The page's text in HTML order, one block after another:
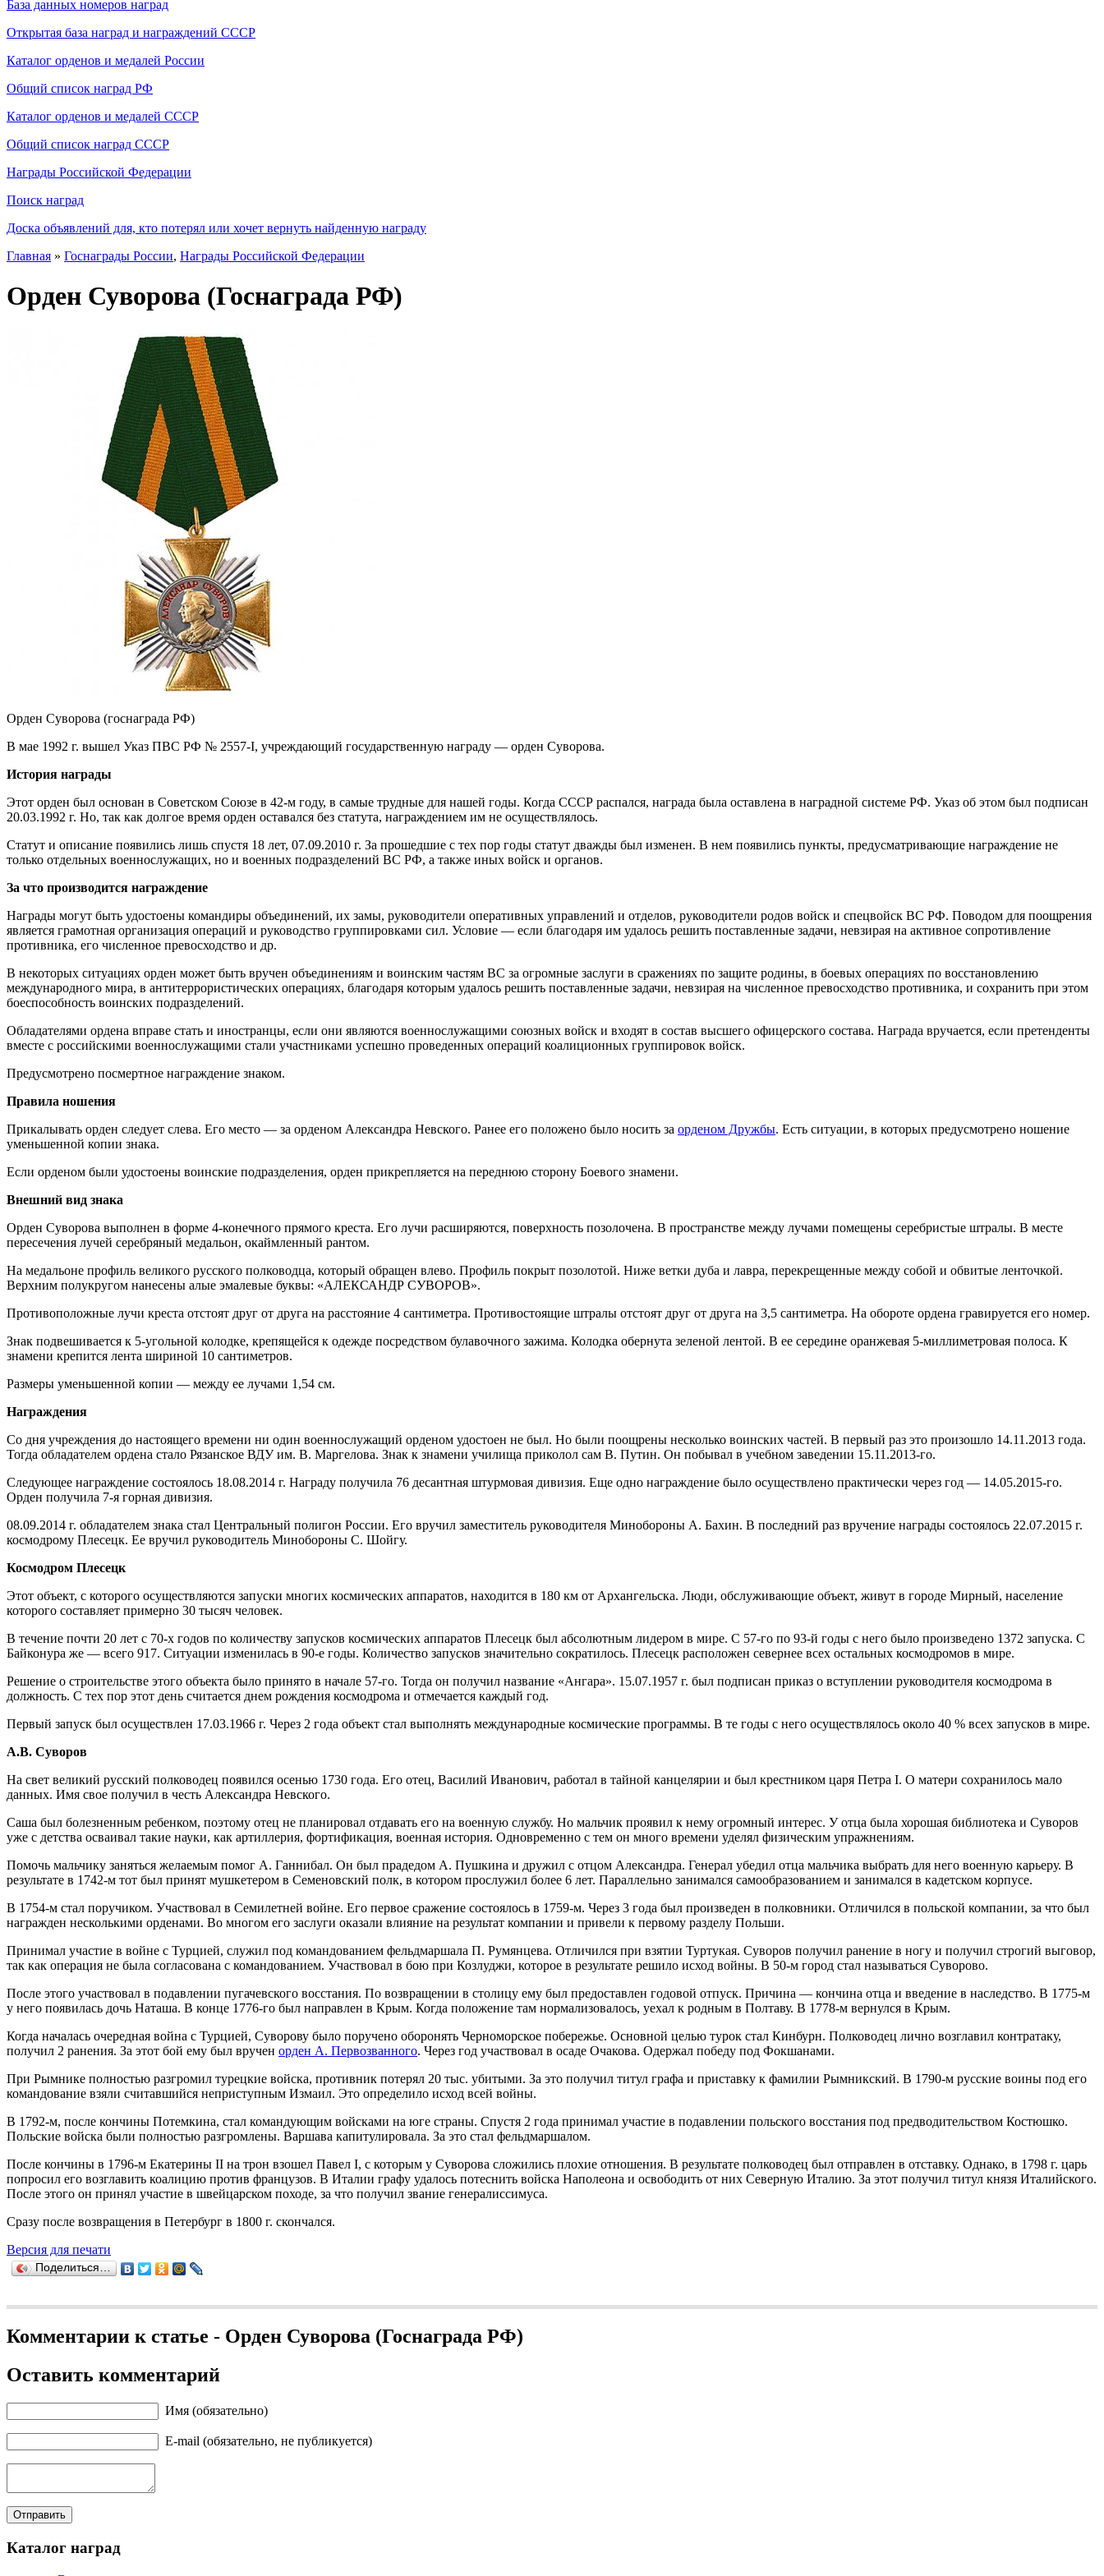
База данных номеров наград
Открытая база наград и награждений СССР
Каталог орденов и медалей России
Общий список наград РФ
Каталог орденов и медалей СССР
Общий список наград СССР
Награды Российской Федерации
Поиск наград
Доска объявлений для, кто потерял или хочет вернуть найденную награду
Главная » Госнаграды России, Награды Российской Федерации
Орден Суворова (Госнаграда РФ)
Орден Суворова (госнаграда РФ)
В мае 1992 г. вышел Указ ПВС РФ № 2557-I, учреждающий государственную награду — орден Суворова.
История награды
Этот орден был основан в Советском Союзе в 42-м году, в самые трудные для нашей годы. Когда СССР распался, награда была оставлена в наградной системе РФ. Указ об этом был подписан
20.03.1992 г. Но, так как долгое время орден оставался без статута, награждением им не осуществлялось.
Статут и описание появились лишь спустя 18 лет, 07.09.2010 г. За прошедшие с тех пор годы статут дважды был изменен. В нем появились пункты, предусматривающие награждение не
только отдельных военнослужащих, но и военных подразделений ВС РФ, а также иных войск и органов.
За что производится награждение
Награды могут быть удостоены командиры объединений, их замы, руководители оперативных управлений и отделов, руководители родов войск и спецвойск ВС РФ. Поводом для поощрения
является грамотная организация операций и руководство группировками сил. Условие — если благодаря им удалось решить поставленные задачи, невзирая на активное сопротивление
противника, его численное превосходство и др.
В некоторых ситуациях орден может быть вручен объединениям и воинским частям ВС за огромные заслуги в сражениях по защите родины, в боевых операциях по восстановлению
международного мира, в антитеррористических операциях, благодаря которым удалось решить поставленные задачи, невзирая на численное превосходство противника, и сохранить при этом
боеспособность воинских подразделений.
Обладателями ордена вправе стать и иностранцы, если они являются военнослужащими союзных войск и входят в состав высшего офицерского состава. Награда вручается, если претенденты
вместе с российскими военнослужащими стали участниками успешно проведенных операций коалиционных группировок войск.
Предусмотрено посмертное награждение знаком.
Правила ношения
Прикалывать орден следует слева. Его место — за орденом Александра Невского. Ранее его положено было носить за орденом Дружбы. Есть ситуации, в которых предусмотрено ношение
уменьшенной копии знака.
Если орденом были удостоены воинские подразделения, орден прикрепляется на переднюю сторону Боевого знамени.
Внешний вид знака
Орден Суворова выполнен в форме 4-конечного прямого креста. Его лучи расширяются, поверхность позолочена. В пространстве между лучами помещены серебристые штралы. В месте
пересечения лучей серебряный медальон, окаймленный рантом.
На медальоне профиль великого русского полководца, который обращен влево. Профиль покрыт позолотой. Ниже ветки дуба и лавра, перекрещенные между собой и обвитые ленточкой.
Верхним полукругом нанесены алые эмалевые буквы: «АЛЕКСАНДР СУВОРОВ».
Противоположные лучи креста отстоят друг от друга на расстояние 4 сантиметра. Противостоящие штралы отстоят друг от друга на 3,5 сантиметра. На обороте ордена гравируется его номер.
Знак подвешивается к 5-угольной колодке, крепящейся к одежде посредством булавочного зажима. Колодка обернута зеленой лентой. В ее середине оранжевая 5-миллиметровая полоса. К
знамени крепится лента шириной 10 сантиметров.
Размеры уменьшенной копии — между ее лучами 1,54 см.
Награждения
Со дня учреждения до настоящего времени ни один военнослужащий орденом удостоен не был. Но были поощрены несколько воинских частей. В первый раз это произошло 14.11.2013 года.
Тогда обладателем ордена стало Рязанское ВДУ им. В. Маргелова. Знак к знамени училища приколол сам В. Путин. Он побывал в учебном заведении 15.11.2013-го.
Следующее награждение состоялось 18.08.2014 г. Награду получила 76 десантная штурмовая дивизия. Еще одно награждение было осуществлено практически через год — 14.05.2015-го.
Орден получила 7-я горная дивизия.
08.09.2014 г. обладателем знака стал Центральный полигон России. Его вручил заместитель руководителя Минобороны А. Бахин. В последний раз вручение награды состоялось 22.07.2015 г.
космодрому Плесецк. Ее вручил руководитель Минобороны С. Шойгу.
Космодром Плесецк
Этот объект, с которого осуществляются запуски многих космических аппаратов, находится в 180 км от Архангельска. Люди, обслуживающие объект, живут в городе Мирный, население
которого составляет примерно 30 тысяч человек.
В течение почти 20 лет с 70-х годов по количеству запусков космических аппаратов Плесецк был абсолютным лидером в мире. С 57-го по 93-й годы с него было произведено 1372 запуска. С
Байконура же — всего 917. Ситуации изменилась в 90-е годы. Количество запусков значительно сократилось. Плесецк расположен севернее всех остальных космодромов в мире.
Решение о строительстве этого объекта было принято в начале 57-го. Тогда он получил название «Ангара». 15.07.1957 г. был подписан приказ о вступлении руководителя космодрома в
должность. С тех пор этот день считается днем рождения космодрома и отмечается каждый год.
Первый запуск был осуществлен 17.03.1966 г. Через 2 года объект стал выполнять международные космические программы. В те годы с него осуществлялось около 40 % всех запусков в мире.
А.В. Суворов
На свет великий русский полководец появился осенью 1730 года. Его отец, Василий Иванович, работал в тайной канцелярии и был крестником царя Петра I. О матери сохранилось мало
данных. Имя свое получил в честь Александра Невского.
Саша был болезненным ребенком, поэтому отец не планировал отдавать его на военную службу. Но мальчик проявил к нему огромный интерес. У отца была хорошая библиотека и Суворов
уже с детства осваивал такие науки, как артиллерия, фортификация, военная история. Одновременно с тем он много времени уделял физическим упражнениям.
Помочь мальчику заняться желаемым помог А. Ганнибал. Он был прадедом А. Пушкина и дружил с отцом Александра. Генерал убедил отца мальчика выбрать для него военную карьеру. В
результате в 1742-м тот был принят мушкетером в Семеновский полк, в котором прослужил более 6 лет. Параллельно занимался самообразованием и занимался в кадетском корпусе.
В 1754-м стал поручиком. Участвовал в Семилетней войне. Его первое сражение состоялось в 1759-м. Через 3 года был произведен в полковники. Отличился в польской компании, за что был
награжден несколькими орденами. Во многом его заслуги оказали влияние на результат компании и привели к первому разделу Польши.
Принимал участие в войне с Турцией, служил под командованием фельдмаршала П. Румянцева. Отличился при взятии Туртукая. Суворов получил ранение в ногу и получил строгий выговор,
так как операция не была согласована с командованием. Участвовал в бою при Козлуджи, которое в результате решило исход войны. В 50-м город стал называться Суворово.
После этого участвовал в подавлении пугачевского восстания. По возвращении в столицу ему был предоставлен годовой отпуск. Причина — кончина отца и введение в наследство. В 1775-м
у него появилась дочь Наташа. В конце 1776-го был направлен в Крым. Когда положение там нормализовалось, уехал к родным в Полтаву. В 1778-м вернулся в Крым.
Когда началась очередная война с Турцией, Суворову было поручено оборонять Черноморское побережье. Основной целью турок стал Кинбурн. Полководец лично возглавил контратаку,
получил 2 ранения. За этот бой ему был вручен орден А. Первозванного. Через год участвовал в осаде Очакова. Одержал победу под Фокшанами.
При Рымнике полностью разгромил турецкие войска, противник потерял 20 тыс. убитыми. За это получил титул графа и приставку к фамилии Рымникский. В 1790-м русские воины под его
командование взяли считавшийся неприступным Измаил. Это определило исход всей войны.
В 1792-м, после кончины Потемкина, стал командующим войсками на юге страны. Спустя 2 года принимал участие в подавлении польского восстания под предводительством Костюшко.
Польские войска были полностью разгромлены. Варшава капитулировала. За это стал фельдмаршалом.
После кончины в 1796-м Екатерины II на трон взошел Павел I, с которым у Суворова сложились плохие отношения. В результате полководец был отправлен в отставку. Однако, в 1798 г. царь
попросил его возглавить коалицию против французов. В Италии графу удалось потеснить войска Наполеона и освободить от них Северную Италию. За этот получил титул князя Италийского.
После этого он принял участие в швейцарском походе, за что получил звание генералиссимуса.
Сразу после возвращения в Петербург в 1800 г. скончался.
Версия для печати
Поделиться…
Комментарии к статье - Орден Суворова (Госнаграда РФ)
Оставить комментарий
Имя (обязательно)
E-mail (обязательно, не публикуется)
Каталог наград